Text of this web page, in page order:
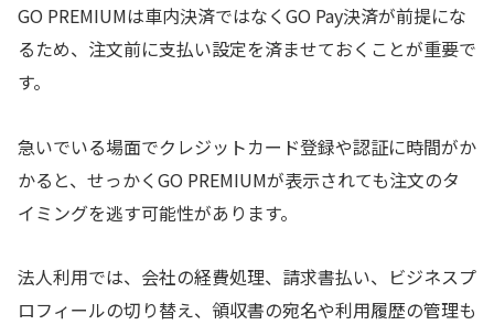
GO PREMIUMは車内決済ではなくGO Pay決済が前提にな
るため、注文前に支払い設定を済ませておくことが重要で
す。
急いでいる場面でクレジットカード登録や認証に時間がか
かると、せっかくGO PREMIUMが表示されても注文のタ
イミングを逃す可能性があります。
法人利用では、会社の経費処理、請求書払い、ビジネスプ
ロフィールの切り替え、領収書の宛名や利用履歴の管理も